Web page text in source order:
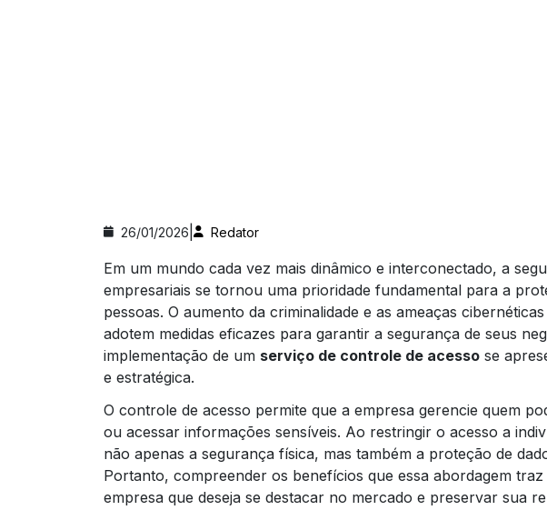
26/01/2026 Redator
Em um mundo cada vez mais dinâmico e interconectado, a
empresariais se tornou uma prioridade fundamental para a
pessoas. O aumento da criminalidade e as ameaças
adotem medidas eficazes para garantir a segurança de seus
implementação de um serviço de controle de acesso se
e estratégica.
O controle de acesso permite que a empresa gerencie quem
ou acessar informações sensíveis. Ao restringir o acesso a
não apenas a segurança física, mas também a proteção de
Portanto, compreender os benefícios que essa abordagem
empresa que deseja se destacar no mercado e preservar sua